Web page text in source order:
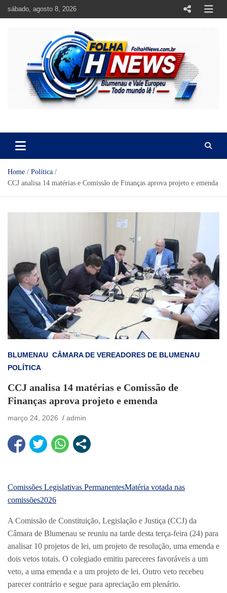
sábado, agosto 8, 2026
Home
Política
CCJ analisa 14 matérias e Comissão de Finanças aprova projeto e emenda
BLUMENAU CÂMARA DE VEREADORES DE BLUMENAU
POLÍTICA
CCJ analisa 14 matérias e Comissão de
Finanças aprova projeto e emenda
março 24, 2026 admin
Comissões Legislativas PermanentesMatéria votada nas
comissões2026
A Comissão de Constituição, Legislação e Justiça (CCJ) da
Câmara de Blumenau se reuniu na tarde desta terça-feira (24) para
analisar 10 projetos de lei, um projeto de resolução, uma emenda e
dois vetos totais. O colegiado emitiu pareceres favoráveis a um
veto, a uma emenda e a um projeto de lei. Outro veto recebeu
parecer contrário e segue para apreciação em plenário.